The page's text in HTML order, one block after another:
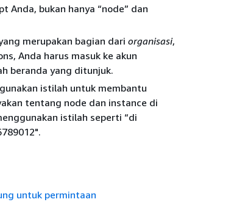
Anda, bukan hanya “node” dan
merupakan bagian dari organisasi,
Anda harus masuk ke akun
beranda yang ditunjuk.
istilah untuk membantu
tentang node dan instance di
istilah seperti “di
untuk permintaan